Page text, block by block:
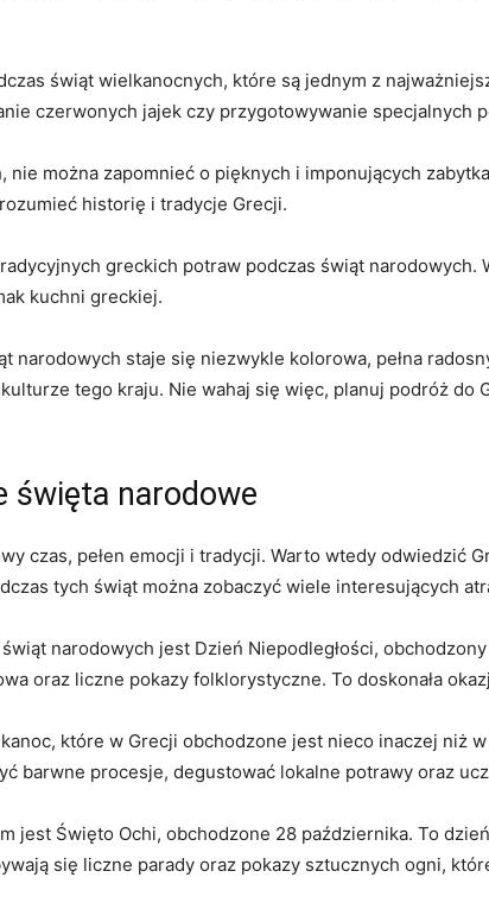
świąt wielkanocnych, które są jednym ⁢z
czerwonych jajek czy przygotowywanie specjalnych
‍nie można zapomnieć o ⁣pięknych i imponujących
historię i tradycje Grecji.
⁣greckich potraw podczas świąt narodowych.
⁣kuchni greckiej.
narodowych‌ staje się niezwykle ⁣kolorowa, pełna
tego kraju. Nie wahaj się‌ więc, planuj podróż‍
święta narodowe
⁤czas, pełen emocji i tradycji. Warto​ wtedy odwiedzić
tych świąt można zobaczyć wiele interesujących
narodowych jest Dzień Niepodległości,
oraz liczne ‍pokazy folklorystyczne. To ⁢doskonała
które w Grecji obchodzone jest nieco inaczej niż
barwne⁤ procesje, degustować⁣ lokalne potrawy oraz
jest Święto Ochi,⁣ obchodzone 28 października. ‍To
się liczne parady oraz pokazy⁤ sztucznych ogni,